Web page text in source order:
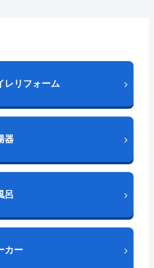
レリフォーム
器
呂
カー